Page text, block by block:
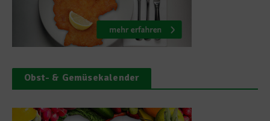
Obst- & Gemüsekalender